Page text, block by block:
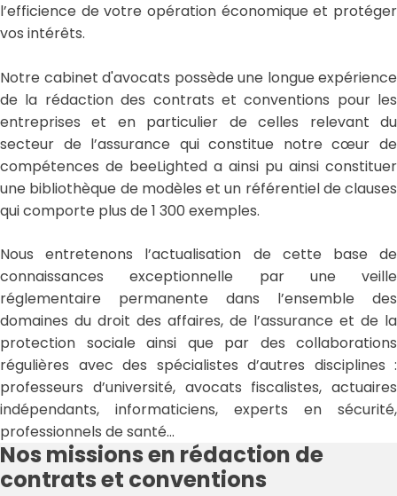
l’efficience de votre opération économique et protéger
vos intérêts.
Notre cabinet d'avocats possède une longue expérience
de la rédaction des contrats et conventions pour les
entreprises et en particulier de celles relevant du
secteur de l’assurance qui constitue notre cœur de
compétences de beeLighted a ainsi pu ainsi constituer
une bibliothèque de modèles et un référentiel de clauses
qui comporte plus de 1 300 exemples.
Nous entretenons l’actualisation de cette base de
connaissances exceptionnelle par une veille
réglementaire permanente dans l’ensemble des
domaines du droit des affaires, de l’assurance et de la
protection sociale ainsi que par des collaborations
régulières avec des spécialistes d’autres disciplines :
professeurs d’université, avocats fiscalistes, actuaires
indépendants, informaticiens, experts en sécurité,
professionnels de santé...
Nos missions en rédaction de
contrats et conventions